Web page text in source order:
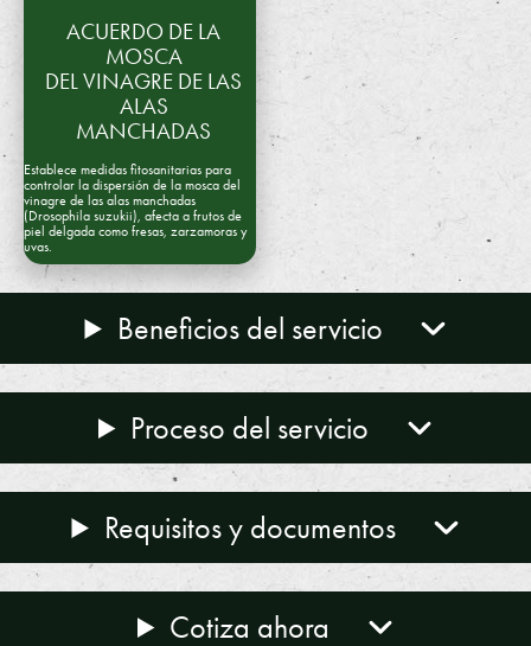
ACUERDO DE LA
MOSCA
DEL VINAGRE DE LAS
ALAS
MANCHADAS
Establece medidas fitosanitarias para
controlar la dispersión de la mosca del
vinagre de las alas manchadas
(Drosophila suzukii), afecta a frutos de
piel delgada como fresas, zarzamoras y
uvas.
Beneficios del servicio
Proceso del servicio
Requisitos y documentos
Cotiza ahora